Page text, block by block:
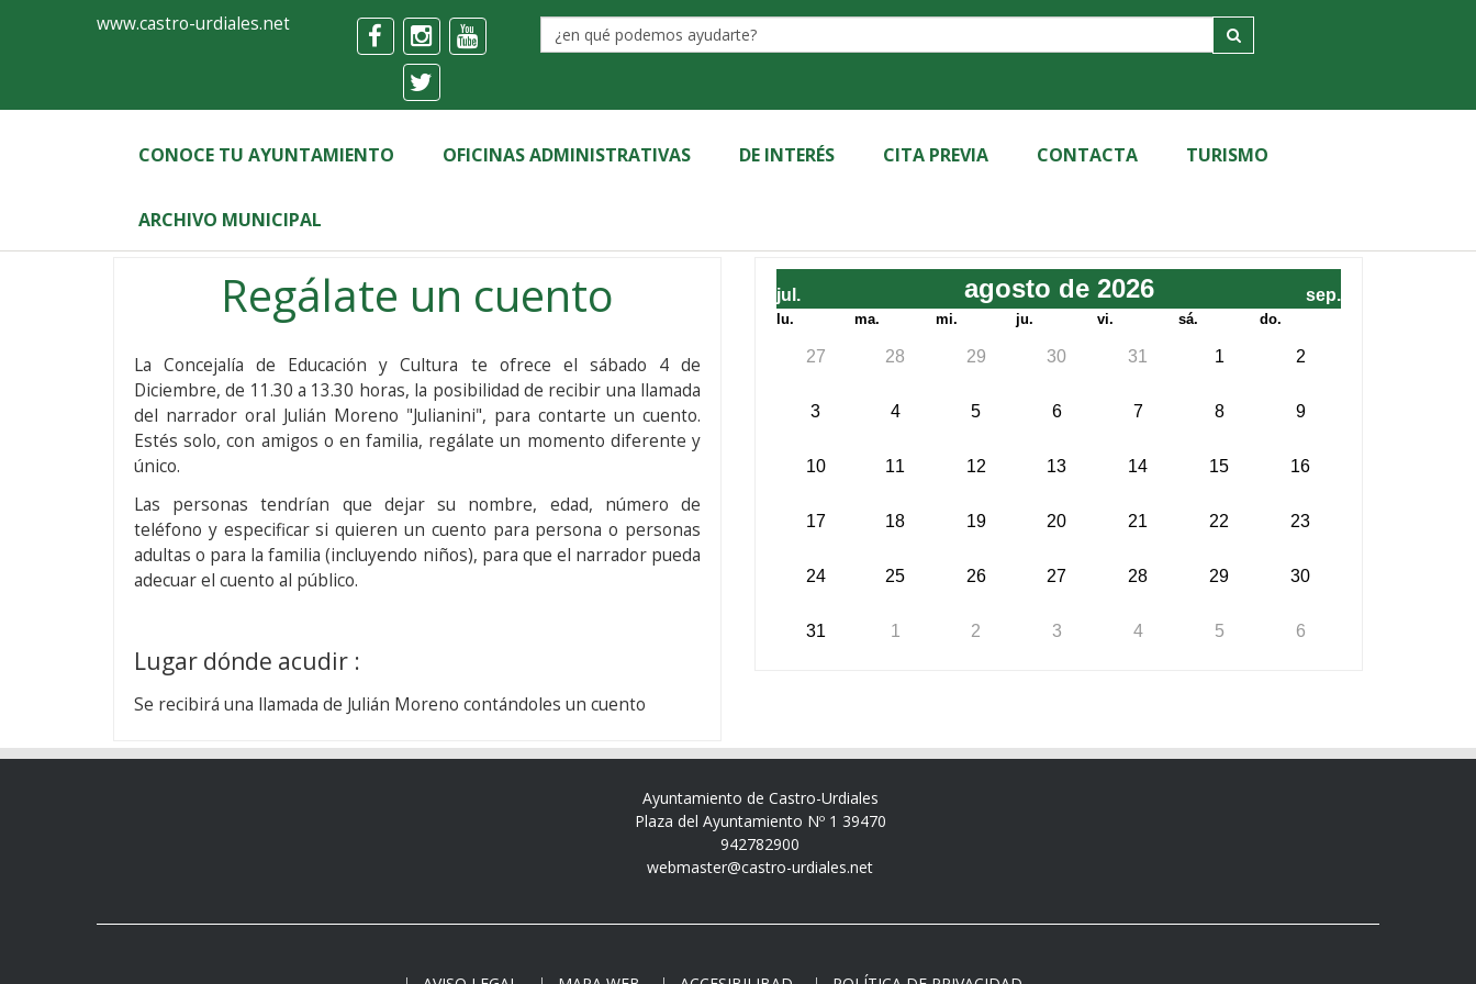
FormularioAyuntamiento
Castro-
Urdiales
www.castro-urdiales.net
CONOCE TU AYUNTAMIENTO OFICINAS ADMINISTRATIVAS DE INTERÉS CITA PREVIA CONTACTA TURISMO
ARCHIVO MUNICIPAL
Regálate un cuento
La Concejalía de Educación y Cultura te ofrece el sábado 4 de
Diciembre, de 11.30 a 13.30 horas, la posibilidad de recibir una llamada
del narrador oral Julián Moreno "Julianini", para contarte un cuento.
Estés solo, con amigos o en familia, regálate un momento diferente y
único.
Las personas tendrían que dejar su nombre, edad, número de
teléfono y especificar si quieren un cuento para persona o personas
adultas o para la familia (incluyendo niños), para que el narrador pueda
adecuar el cuento al público.
Lugar dónde acudir :
Se recibirá una llamada de Julián Moreno contándoles un cuento
jul. agosto de 2026 sep.
lu. ma. mi. ju. vi. sá. do.
27 28 29 30 31 1 2
3 4 5 6 7 8 9
10 11 12 13 14 15 16
17 18 19 20 21 22 23
24 25 26 27 28 29 30
31 1 2 3 4 5 6
Ayuntamiento de Castro-Urdiales
Plaza del Ayuntamiento Nº 1 39470
942782900
webmaster@castro-urdiales.net